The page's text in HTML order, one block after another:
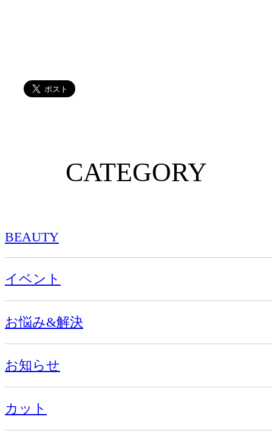
CATEGORY
BEAUTY
イベント
お悩み&解決
お知らせ
カット